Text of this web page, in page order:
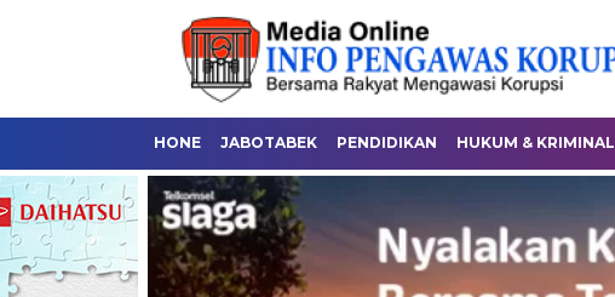
HONE JABOTABEK PENDIDIKAN HUKUM & KRIMINAL